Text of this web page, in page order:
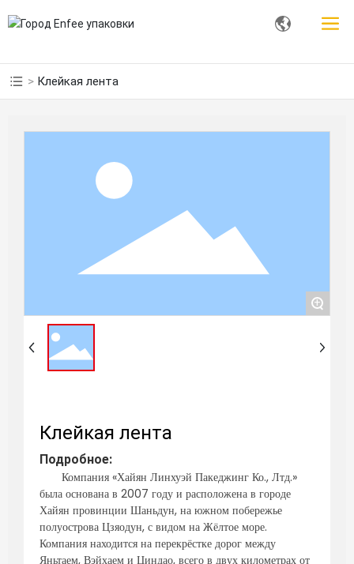
Клейкая лента
+
Клейкая лента
Подробное:
Компания «Хайян Линхуэй Пакеджинг Ко., Лтд.»
была основана в 2007 году и расположена в городе
Хайян провинции Шаньдун, на южном побережье
полуострова Цзяодун, с видом на Жёлтое море.
Компания находится на перекрёстке дорог между
Яньтаем, Вэйхаем и Циндао, всего в двух километрах от